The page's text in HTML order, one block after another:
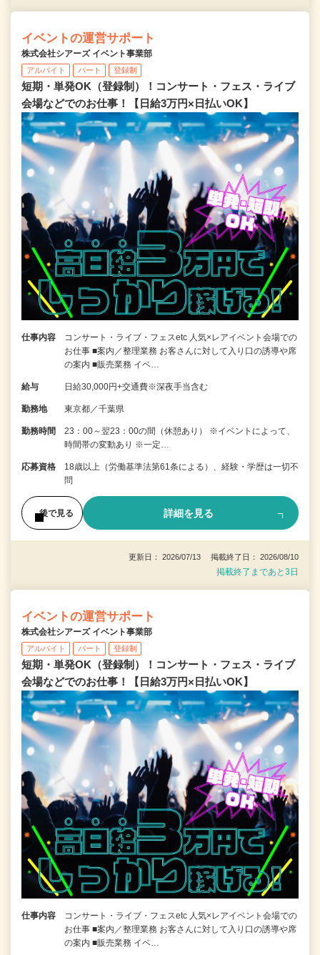
イベントの運営サポート
株式会社シアーズ イベント事業部
アルバイト パート 登録制
短期・単発OK（登録制）！コンサート・フェス・ライブ
会場などでのお仕事！【日給3万円×日払いOK】
仕事内容
コンサート・ライブ・フェスetc 人気×レアイベント会場での
お仕事 ■案内／整理業務 お客さんに対して入り口の誘導や席
の案内 ■販売業務 イベ…
給与 日給30,000円+交通費※深夜手当含む
勤務地 東京都／千葉県
勤務時間
23：00～翌23：00の間（休憩あり） ※イベントによって、
時間帯の変動あり ※一定…
応募資格
18歳以上（労働基準法第61条による）、経験・学歴は一切不
問
後で見る 詳細を見る
更新日： 2026/07/13 掲載終了日： 2026/08/10
掲載終了まであと3日
イベントの運営サポート
株式会社シアーズ イベント事業部
アルバイト パート 登録制
短期・単発OK（登録制）！コンサート・フェス・ライブ
会場などでのお仕事！【日給3万円×日払いOK】
仕事内容
コンサート・ライブ・フェスetc 人気×レアイベント会場での
お仕事 ■案内／整理業務 お客さんに対して入り口の誘導や席
の案内 ■販売業務 イベ…